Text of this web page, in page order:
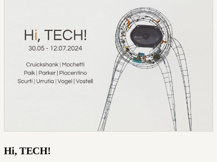
Hi, TECH!